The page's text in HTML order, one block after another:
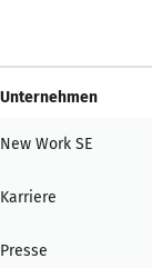
Unternehmen
New Work SE
Karriere
Presse